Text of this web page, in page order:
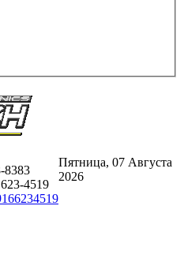
8383
4519
Пятница, 07 Августа
2026